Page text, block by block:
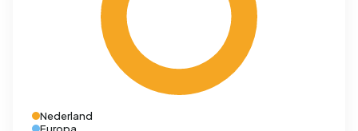
Nederland